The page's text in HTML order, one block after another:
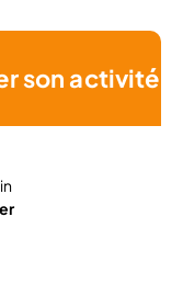
son activité